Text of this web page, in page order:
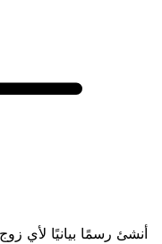
أنشئ رسمًا بيانيًا لأي